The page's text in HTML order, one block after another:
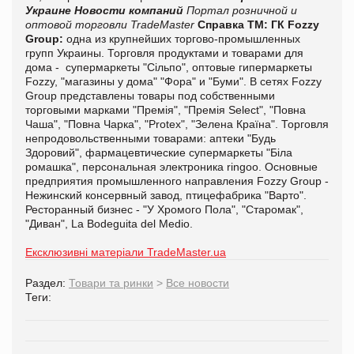
Украине Новости компаний Портал розничной и
оптовой торговли TradeMaster Справка ТМ: ГК Fozzy
Group: одна из крупнейших торгово-промышленных
групп Украины. Торговля продуктами и товарами для
дома - супермаркеты "Сільпо", оптовые гипермаркеты
Fozzy, "магазины у дома" "Фора" и "Буми". В сетях Fozzy
Group представлены товары под собственными
торговыми марками "Премія", "Премія Select", "Повна
Чаша", "Повна Чарка", "Protex", "Зелена Країна". Торговля
непродовольственными товарами: аптеки "Будь
Здоровий", фармацевтические супермаркеты "Біла
ромашка", персональная электроника ringoo. Основные
предприятия промышленного направления Fozzy Group -
Нежинский консервный завод, птицефабрика "Варто".
Ресторанный бизнес - "У Хромого Пола", "Старомак",
"Диван", La Bodeguita del Medio.
Ексклюзивні матеріали TradeMaster.ua
Раздел: Товари та ринки > Все новости
Теги: